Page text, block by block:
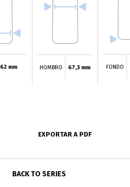
62 mm HOMBRO 67,3 mm FONDO
EXPORTAR A PDF
BACK TO SERIES